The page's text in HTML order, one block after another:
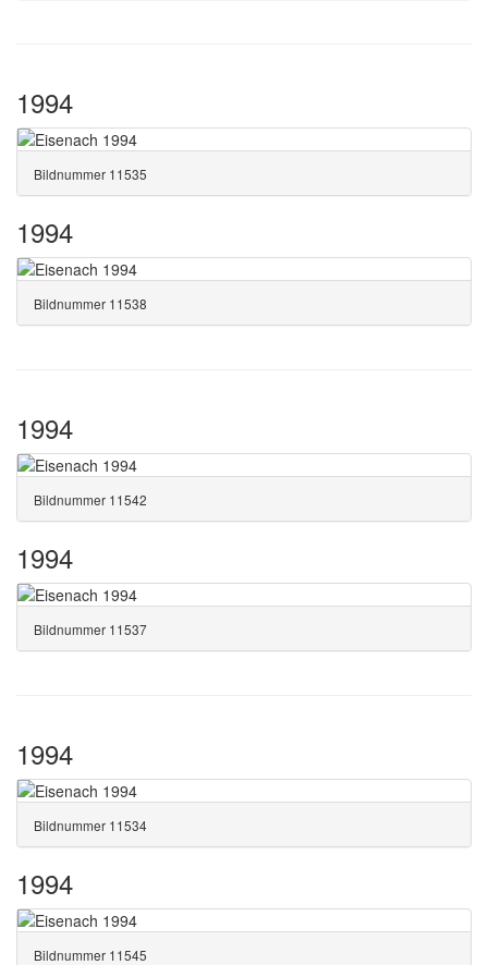
1994
Bildnummer 11535
1994
Bildnummer 11538
1994
Bildnummer 11542
1994
Bildnummer 11537
1994
Bildnummer 11534
1994
Bildnummer 11545